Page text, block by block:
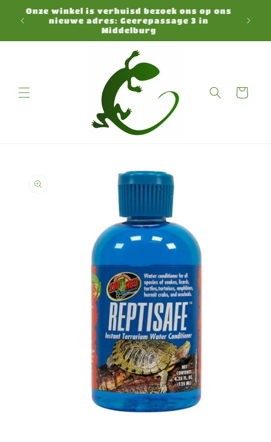
zum
Inhalt
Onze winkel is verhuisd bezoek ons op ons
nieuwe adres: Geerepassage 3 in
Middelburg
Warenkorb